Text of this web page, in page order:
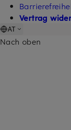
Vertrag
AT
Nach oben